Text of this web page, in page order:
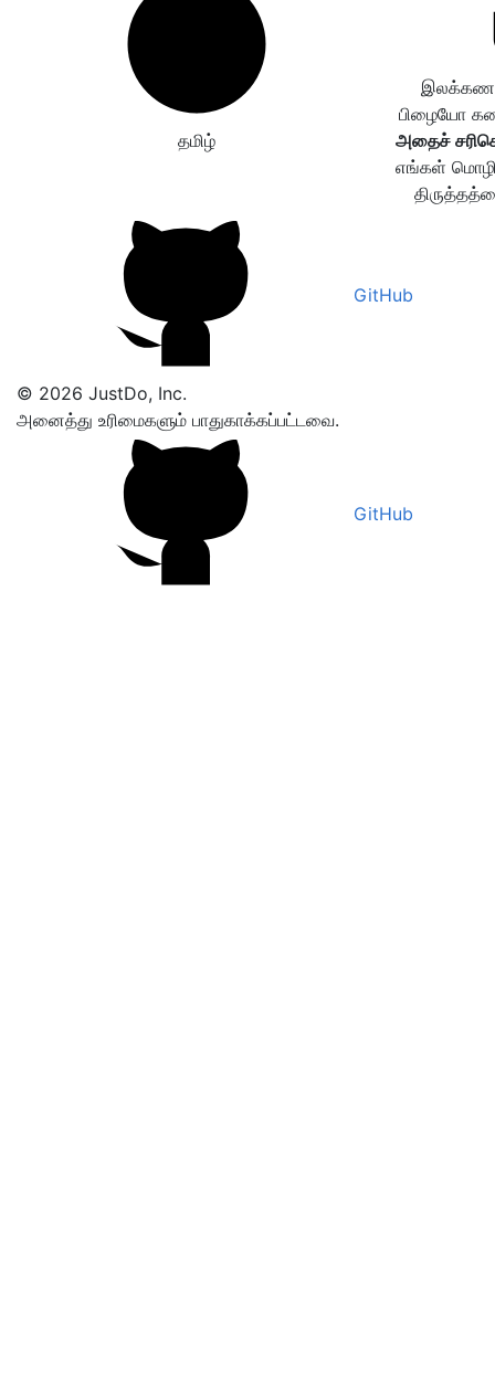
தமிழ்
இலக்கணப்
பிழையோ
அதைச்
எங்கள் மொழி
GitHub
© 2026 JustDo, Inc.
அனைத்து உரிமைகளும் பாதுகாக்கப்பட்டவை.
GitHub